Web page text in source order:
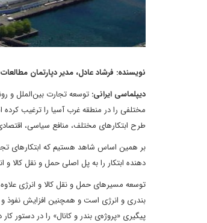
نویسنده: فرشاد عادل، مدیر دپارتمان
دیپلماسی ایرانی: توسعه‌ تجارت بین‌الملل و
مختلفی را در منطقه غرب ‌آسیا را ترغیب
طرح ابتکارهای مختلف، منافع سیاسی،
بر همین اساس شاهد هستیم که ابتکارهای
دهنده ابتکار را به پل اصلی حمل و نقل کالا
توسعه مسیرهای حمل و نقل کالا و انرژی
بندری و انرژی است و همچنین افزایش نفوذ و
پیگیری «پروژه‌ی بندر و کانال» را در دستور